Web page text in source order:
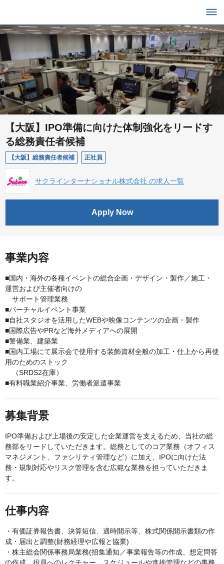
【大阪】IPO準備に向けた体制強化をリードす
る総務責任者候補
【大阪】総務責任者候補 正社員
サクラインターナショナル株式会社 の求人一覧
Apply Now
事業内容
■国内・海外の各種イベントの総合企画・デザイン・製作／施工・
運営および主催者向けの
サポート管理業務
■バーチャルイベント事業
■自社スタジオを活用したWEBや映像コンテンツの企画・製作
■国際広告やPRなど海外メディアへの展開
■警備業、建築業
■国内工場にて展示会で使用する装飾資材全般の加工・仕上から再使
用のためのストック
（SRDS2在庫）
■有料職業紹介事業、労働者派遣事業
募集背景
IPO準備および上場後の安定した企業運営を支えるため、当社の総
務部をリードしていただきます。総務としてのコア業務（オフィス
マネジメント、ファシリティ管理など）に加え、IPOに向けた法
務・規制対応やリスク管理を含む広範な業務を担っていただきま
す。
仕事内容
・有価証券報告書、決算短信、適時開示等、株式関係開示書類の作
成・届出と調整(財務経理や広報と協業)
・株主総会関係事務局業務(招集通知／事業報告等の作成、想定問答